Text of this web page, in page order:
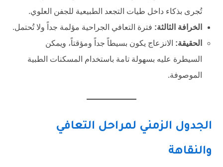
تُجرى بذكاء داخل طيات التجعد الطبيعية للجفن العلوي.
الخرافة الثالثة: فترة التعافي الجراحية مؤلمة جداً ولا تُحتمل.
الحقيقة: الانزعاج يكون بسيطاً جداً ومؤقتاً، ويمكن
السيطرة عليه بسهولة تامة باستخدام المسكنات الطبية
الموصوفة.
الجدول الزمني لمراحل التعافي
والنقاهة